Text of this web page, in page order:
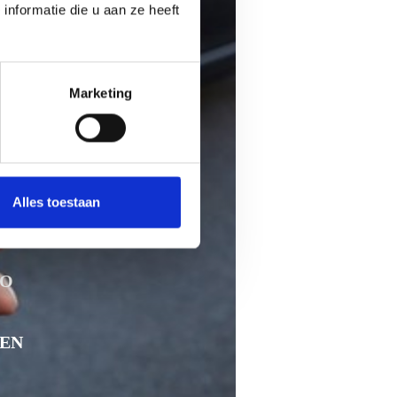
die u aan ze heeft
Marketing
Alles toestaan